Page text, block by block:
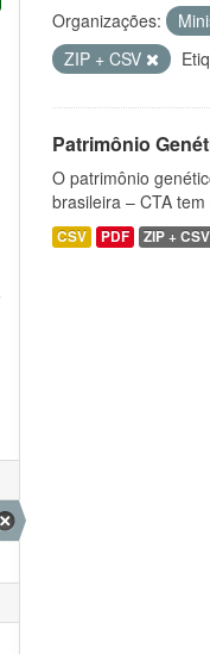
Organizações:
ZIP + CSV
Patrimônio
O patrimônio
brasileira – CTA
CSV PDF ZIP + CSV